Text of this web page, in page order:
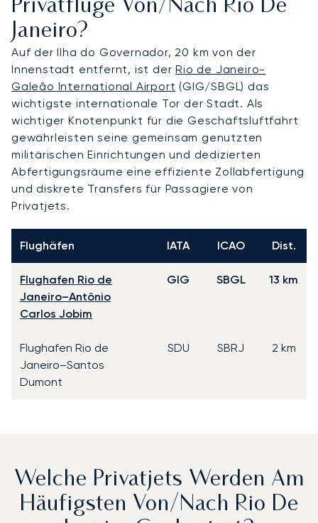
Privatflüge Von/nach Rio De
Janeiro?
Auf der Ilha do Governador, 20 km von der
Innenstadt entfernt, ist derRio de Janeiro-
Galeão International Airport (GIG/SBGL) das
wichtigste internationale Tor der Stadt. Als
wichtiger Knotenpunkt für die Geschäftsluftfahrt
gewährleisten seine gemeinsam genutzten
militärischen Einrichtungen und dedizierten
Abfertigungsräume eine effiziente Zollabfertigung
und diskrete Transfers für Passagiere von
Privatjets.
Flughäfen IATA ICAO Dist.
Flughafen Rio de
Janeiro–Antônio
Carlos Jobim
GIG SBGL 13 km
Flughafen Rio de
Janeiro–Santos
Dumont
SDU SBRJ 2 km
Welche Privatjets Werden Am
Häufigsten Von/nach Rio De